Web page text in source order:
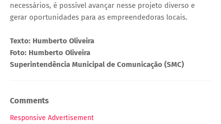
necessários, é possível avançar nesse projeto diverso e
gerar oportunidades para as empreendedoras locais.
Texto: Humberto Oliveira
Foto: Humberto Oliveira
Superintendência Municipal de Comunicação (SMC)
Comments
Responsive Advertisement